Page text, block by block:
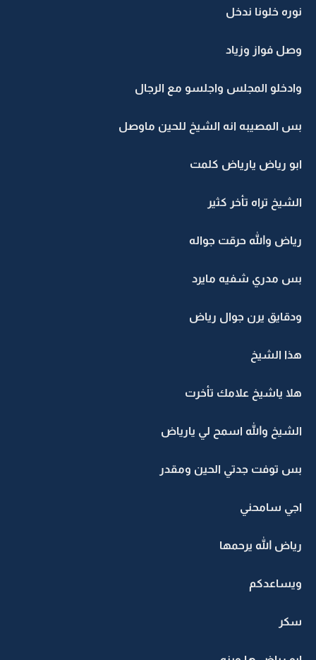
نوره خلونا ندخل
وصل فواز وزياد
وادخلو المجلس واجلسو مع الرجال
بس المصيبه انه الشيخ للحين ماوصل
ابو رياض يارياض كلمت
الشيخ تراه تأخر كثير
رياض والله حرقت جواله
بس مدري شفيه مايرد
ودقايق يرن جوال رياض
هذا الشيخ
هلا ياشيخ علامك تأخرت
الشيخ والله اسمح لي يارياض
بس توفت جدتي الحين ومقدر
اجي سامحني
رياض الله يرحمها
ويساعدكم
سكر